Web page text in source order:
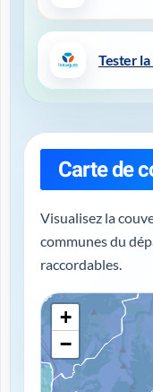
Tester la
Carte de
Visualisez la
communes du
raccordables.
+
−